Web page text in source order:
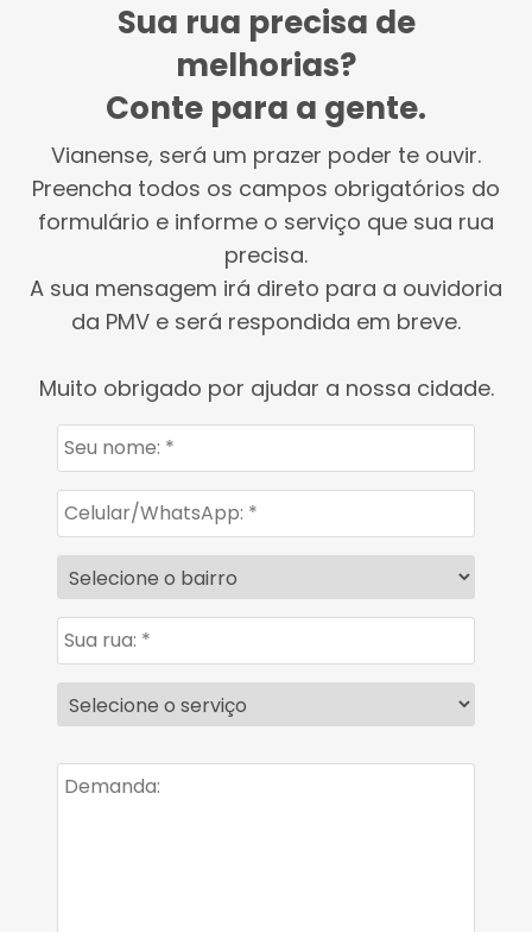
Sua rua precisa de
melhorias?
Conte para a gente.
Vianense, será um prazer poder te ouvir.
Preencha todos os campos obrigatórios do
formulário e informe o serviço que sua rua
precisa.
A sua mensagem irá direto para a ouvidoria
da PMV e será respondida em breve.
Muito obrigado por ajudar a nossa cidade.